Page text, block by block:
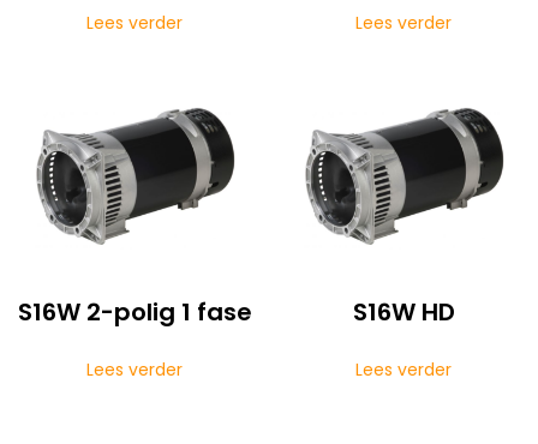
Lees verder Lees verder
S16W 2-polig 1 fase
Lees verder
S16W HD
Lees verder